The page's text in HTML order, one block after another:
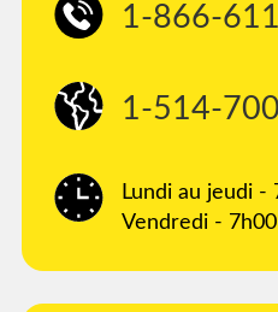
1-866-
1-514-
Lundi au jeudi -
Vendredi -